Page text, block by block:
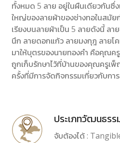
ทั้งหมด 5 ลาย อยู่ในผืนเดียวกันซึ่
ใหญ่ของลายผ้าของช่างทอในสมั
เรียงบนลายผ้าเป็น 5 ลายดังนี้ ลา
นึก ลายดอกแก้ว ลายมงกุฎ ลายโ
มาให้บุตรของนายทองคำ คือคุณ
ถูกเก็บรักษาไว้ที่บ้านของคุณครูเพ็
ครั้งที่มีการจัดกิจกรรมเกี่ยวกับกา
ประเภทวัฒนธรร
จับต้องได้ :